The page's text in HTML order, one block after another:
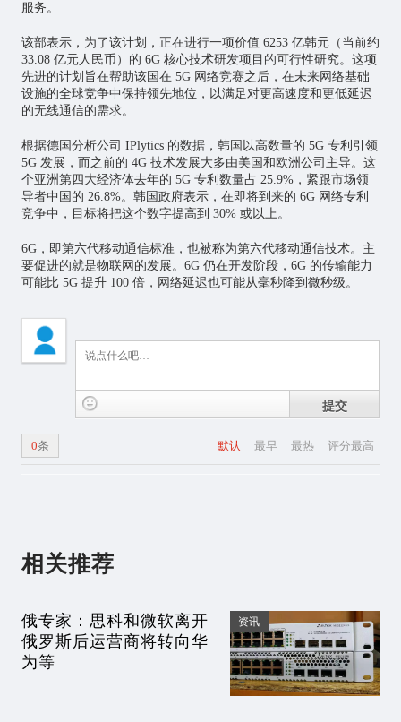
服务。
该部表示，为了该计划， 正在进行一项价值 6253 亿韩元（当前约
33.08 亿元人民币）的 6G 核心技术研发项目的可行性研究。这项
先进的计划旨在帮助该国在 5G 网络竞赛之后，在未来网络基础
设施的全球竞争中保持领先地位，以满足对更高速度和更低延迟
的无线通信的需求。
根据德国分析公司 IPlytics 的数据，韩国以高数量的 5G 专利引领
5G 发展，而之前的 4G 技术发展大多由美国和欧洲公司主导。 这
个亚洲第四大经济体去年的 5G 专利数量占 25.9%，紧跟市场领
导者中国的 26.8%。韩国政府表示，在即将到来的 6G 网络专利
竞争中，目标将把这个数字提高到 30% 或以上。
6G，即第六代移动通信标准，也被称为第六代移动通信技术。主
要促进的就是物联网 的发展。6G 仍在开发阶段，6G 的传输能力
可能比 5G 提升 100 倍，网络延迟也可能从毫秒降到微秒级。
提交
默认 最早 最热 评分最高
0条
相关推荐
俄专家：思科和微软离开
俄罗斯后运营商将转向华
为等
资讯